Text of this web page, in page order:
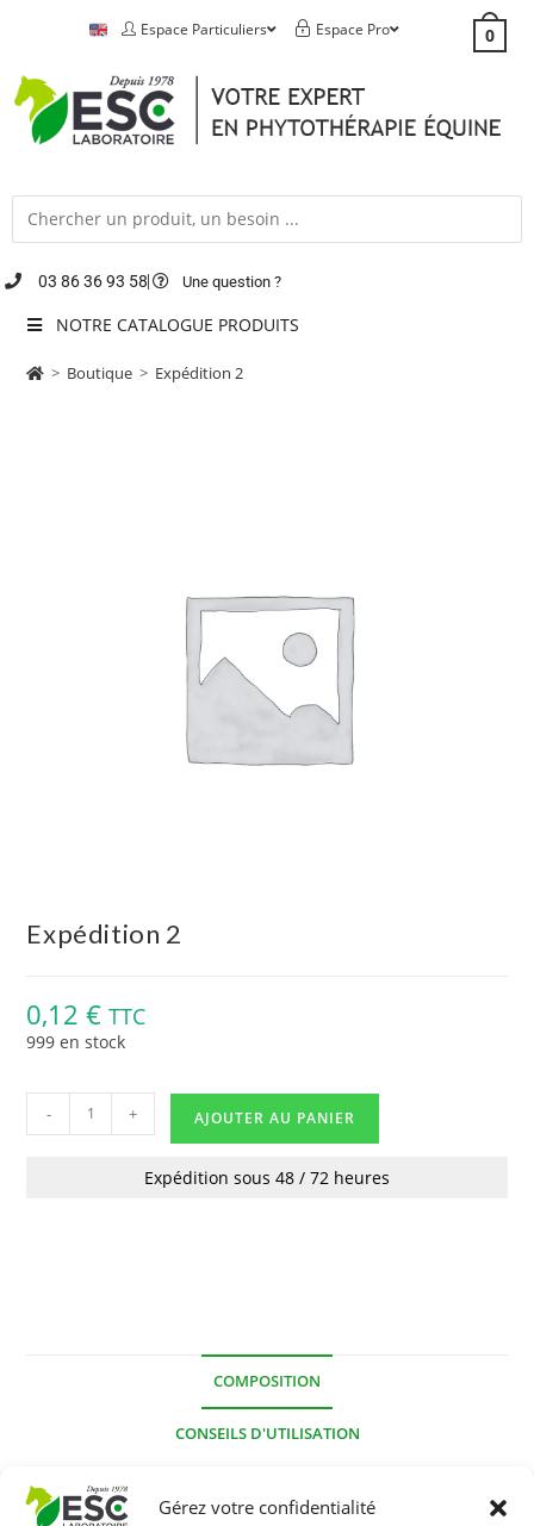
Gérez votre confidentialité
Espace Particuliers Espace Pro 0
03 86 36 93 58 Une question ?
NOTRE CATALOGUE PRODUITS
> Boutique > Expédition 2
Expédition 2
0,12€ TTC
999 en stock
- + AJOUTER AU PANIER
Expédition sous 48 / 72 heures
COMPOSITION
CONSEILS D'UTILISATION